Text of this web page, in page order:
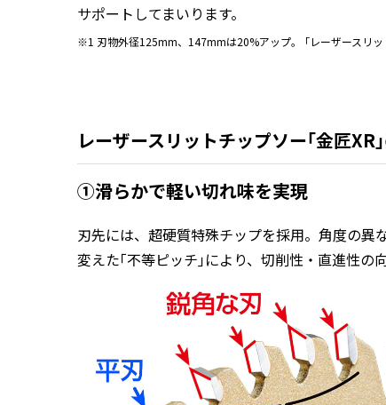
サポートしてまいります。
※1 刃物外径125mm、147mmは20%アップ。 ｢レーザースリッ
レーザースリットチップソー｢金匠XR
①滑らかで軽い切れ味を実現
刃先には、超硬質特殊チップを採用。角度の
変えた｢不等ピッチ｣により、切削性・直進性の